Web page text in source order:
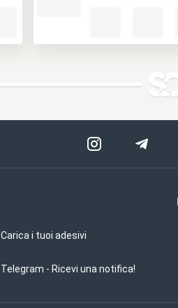
Carica i tuoi adesivi
Telegram - Ricevi una notifica!